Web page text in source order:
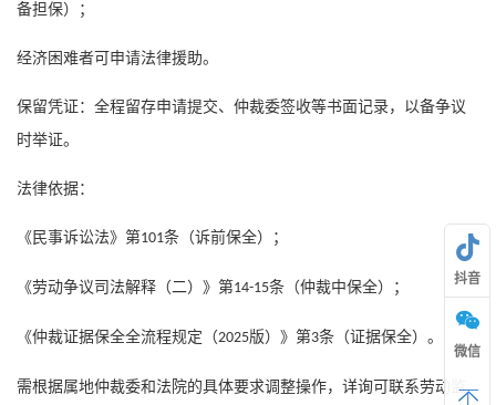
备担保）；
经济困难者可申请法律援助。
保留凭证：全程留存申请提交、仲裁委签收等书面记录，以备争议
时举证。
法律依据：
《民事诉讼法》第101条（诉前保全）；
《劳动争议司法解释（二）》第14-15条（仲裁中保全）；
《仲裁证据保全全流程规定（2025版）》第3条（证据保全）。
需根据属地仲裁委和法院的具体要求调整操作，详询可联系劳动监
抖音
微信